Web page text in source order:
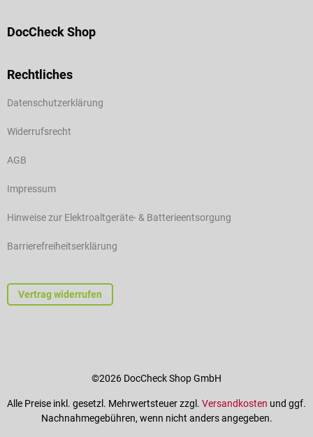
DocCheck Shop
Rechtliches
Datenschutzerklärung
Widerrufsrecht
AGB
Impressum
Hinweise zur Elektroaltgeräte- & Batterieentsorgung
Barrierefreiheitserklärung
Vertrag widerrufen
©2026 DocCheck Shop GmbH
Alle Preise inkl. gesetzl. Mehrwertsteuer zzgl. Versandkosten und ggf.
Nachnahmegebühren, wenn nicht anders angegeben.